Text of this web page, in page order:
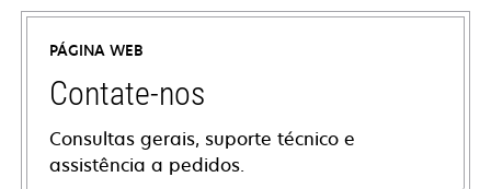
PÁGINA WEB
Contate-nos
Consultas gerais, suporte técnico e
assistência a pedidos.